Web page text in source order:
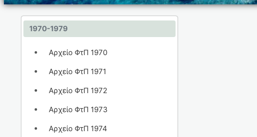
1970-1979
Αρχείο ΦτΠ 1970
Αρχείο ΦτΠ 1971
Αρχείο ΦτΠ 1972
Αρχείο ΦτΠ 1973
Αρχείο ΦτΠ 1974